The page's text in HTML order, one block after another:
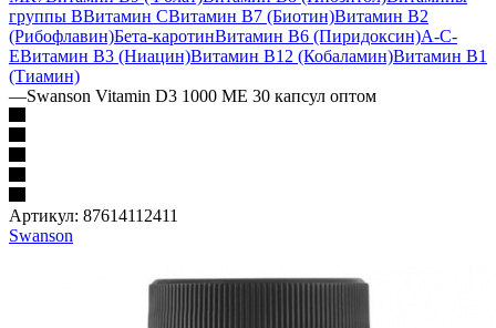
группы BВитамин СВитамин B7 (Биотин)Витамин B2
(Рибофлавин)Бета-каротинВитамин B6 (Пиридоксин)A-C-
EВитамин B3 (Ниацин)Витамин B12 (Кобаламин)Витамин B1
(Тиамин)
—Swanson Vitamin D3 1000 МЕ 30 капсул оптом
Артикул: 87614112411
Swanson